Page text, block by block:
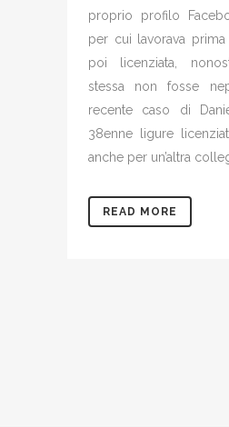
proprio profilo
per cui lavorava prima
poi licenziata,
stessa non fosse
recente caso di
38enne ligure
anche per un’altra
READ MORE